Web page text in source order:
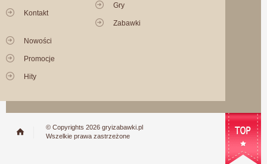
Kontakt
Gry
Zabawki
Nowości
Promocje
Hity
© Copyrights 2026 gryizabawki.pl
Wszelkie prawa zastrzeżone